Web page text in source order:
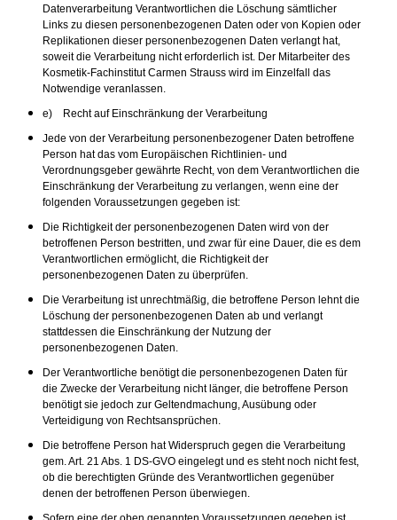
Datenverarbeitung Verantwortlichen die Löschung sämtlicher
Links zu diesen personenbezogenen Daten oder von Kopien oder
Replikationen dieser personenbezogenen Daten verlangt hat,
soweit die Verarbeitung nicht erforderlich ist. Der Mitarbeiter des
Kosmetik-Fachinstitut Carmen Strauss wird im Einzelfall das
Notwendige veranlassen.
e) Recht auf Einschränkung der Verarbeitung
Jede von der Verarbeitung personenbezogener Daten betroffene
Person hat das vom Europäischen Richtlinien- und
Verordnungsgeber gewährte Recht, von dem Verantwortlichen die
Einschränkung der Verarbeitung zu verlangen, wenn eine der
folgenden Voraussetzungen gegeben ist:
Die Richtigkeit der personenbezogenen Daten wird von der
betroffenen Person bestritten, und zwar für eine Dauer, die es dem
Verantwortlichen ermöglicht, die Richtigkeit der
personenbezogenen Daten zu überprüfen.
Die Verarbeitung ist unrechtmäßig, die betroffene Person lehnt die
Löschung der personenbezogenen Daten ab und verlangt
stattdessen die Einschränkung der Nutzung der
personenbezogenen Daten.
Der Verantwortliche benötigt die personenbezogenen Daten für
die Zwecke der Verarbeitung nicht länger, die betroffene Person
benötigt sie jedoch zur Geltendmachung, Ausübung oder
Verteidigung von Rechtsansprüchen.
Die betroffene Person hat Widerspruch gegen die Verarbeitung
gem. Art. 21 Abs. 1 DS-GVO eingelegt und es steht noch nicht fest,
ob die berechtigten Gründe des Verantwortlichen gegenüber
denen der betroffenen Person überwiegen.